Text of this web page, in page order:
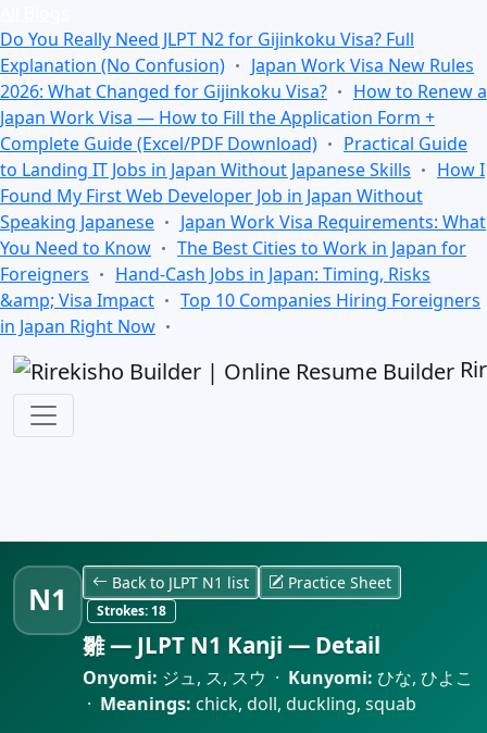
Do You Really Need JLPT N2 for Gijinkoku Visa? Full
Explanation (No Confusion)
Japan Work Visa New Rules
2026: What Changed for Gijinkoku Visa?
How to Renew a
Japan Work Visa — How to Fill the Application Form +
Complete Guide (Excel/PDF Download)
Practical Guide
to Landing IT Jobs in Japan Without Japanese Skills
How I
Found My First Web Developer Job in Japan Without
Speaking Japanese
Japan Work Visa Requirements: What
You Need to Know
The Best Cities to Work in Japan for
Foreigners
Hand-Cash Jobs in Japan: Timing, Risks
&amp; Visa Impact
Top 10 Companies Hiring Foreigners
in Japan Right Now
N1 Back to JLPT N1 list Practice Sheet
Strokes:18
雛 — JLPT N1 Kanji — Detail
Onyomi: ジュ, ス, スウ · Kunyomi: ひな, ひよこ
· Meanings: chick, doll, duckling, squab